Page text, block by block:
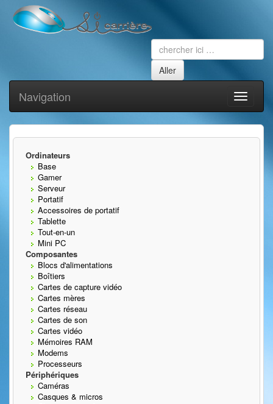
Toggle
Navigation
Ordinateurs
Base
Gamer
Serveur
Portatif
Accessoires de portatif
Tablette
Tout-en-un
Mini PC
Composantes
Blocs d'alimentations
Boîtiers
Cartes de capture vidéo
Cartes mères
Cartes réseau
Cartes de son
Cartes vidéo
Mémoires RAM
Modems
Processeurs
Périphériques
Caméras
Casques & micros